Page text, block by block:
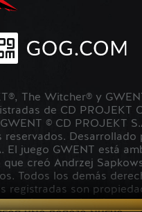
The Witcher® y
de CD PROJEKT
© CD PROJEKT
reservados. Desarrollado
El juego GWENT está
que creó Andrzej
Todos los demás
registradas son
propietarios.